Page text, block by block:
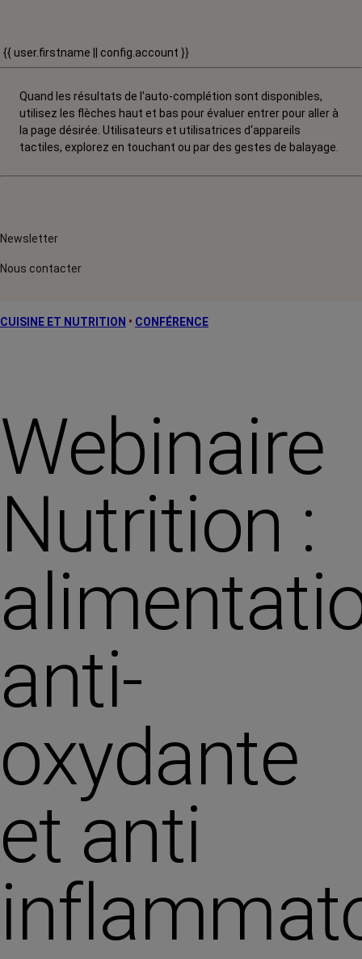
{{ user.firstname || config.account }}
Quand les résultats de l'auto-complétion sont disponibles,
utilisez les flèches haut et bas pour évaluer entrer pour aller à
la page désirée. Utilisateurs et utilisatrices d‘appareils
tactiles, explorez en touchant ou par des gestes de balayage.
Newsletter
Nous contacter
CUISINE ET NUTRITION • CONFÉRENCE
Webinaire
Nutrition :
anti-
oxydante
et anti